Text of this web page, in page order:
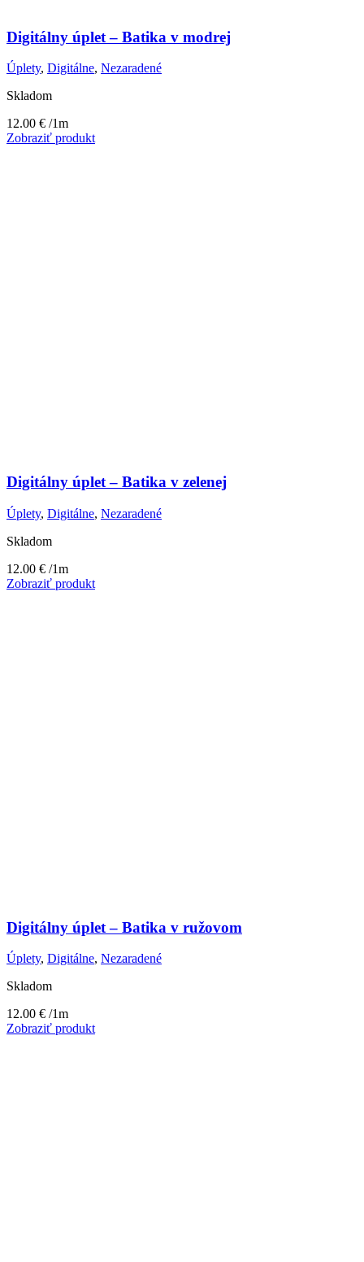
Digitálny úplet – Batika v modrej
Úplety, Digitálne, Nezaradené
Skladom
12.00 € /1m
Zobraziť produkt
Digitálny úplet – Batika v zelenej
Úplety, Digitálne, Nezaradené
Skladom
12.00 € /1m
Zobraziť produkt
Digitálny úplet – Batika v ružovom
Úplety, Digitálne, Nezaradené
Skladom
12.00 € /1m
Zobraziť produkt